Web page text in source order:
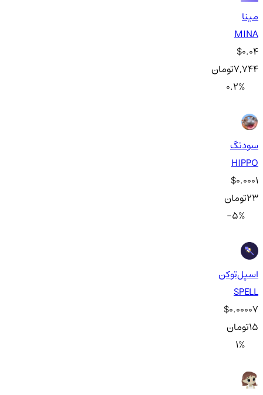
مینا
MINA
$0.04
7,744تومان
0.2%
سودنگ
HIPPO
$0.0001
23تومان
-5%
اسپل‌توکن
SPELL
$0.00007
15تومان
1%